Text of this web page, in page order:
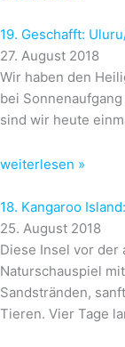
19. Geschafft:
27. August 2018
Wir haben den
bei
sind wir heute
weiterlesen »
18. Kangaroo
25. August 2018
Diese Insel vor der
Naturschauspiel
Sandstränden,
Tieren. Vier Tage